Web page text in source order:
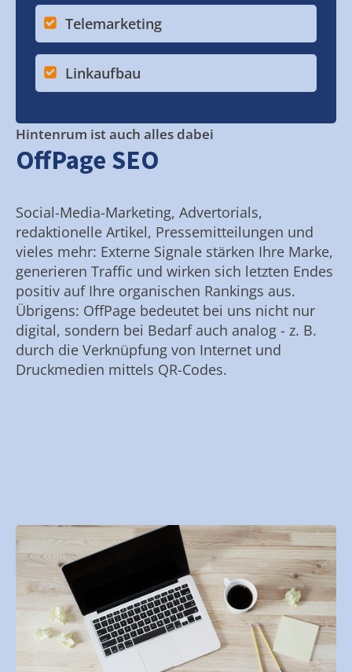
Telemarketing
Linkaufbau
Hintenrum ist auch alles dabei
OffPage SEO
Social-Media-Marketing, Advertorials,
redaktionelle Artikel, Pressemitteilungen und
vieles mehr: Externe Signale stärken Ihre Marke,
generieren Traffic und wirken sich letzten Endes
positiv auf Ihre organischen Rankings aus.
Übrigens: OffPage bedeutet bei uns nicht nur
digital, sondern bei Bedarf auch analog - z. B.
durch die Verknüpfung von Internet und
Druckmedien mittels QR-Codes.